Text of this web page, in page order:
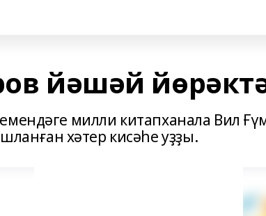
йәшәй
милли китапханала Вил
хәтер кисәһе уҙҙы.